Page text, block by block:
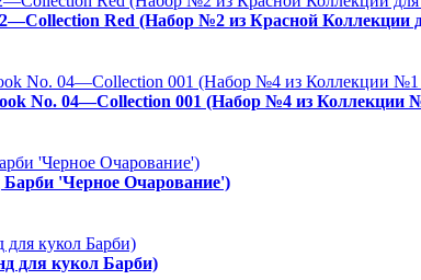
Red (Набор №2 из Красной Коллекции
No. 04—Collection 001 (Набор №4 из Коллекции
'Черное Очарование')
для кукол Барби)